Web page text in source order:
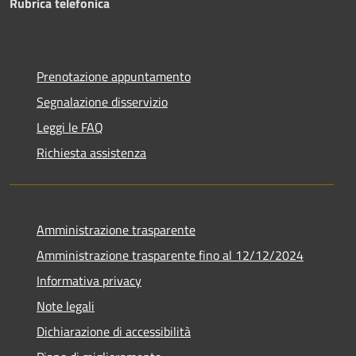
Prenotazione appuntamento
Segnalazione disservizio
Leggi le FAQ
Richiesta assistenza
Amministrazione trasparente
Amministrazione trasparente fino al 12/12/2024
Informativa privacy
Note legali
Dichiarazione di accessibilità